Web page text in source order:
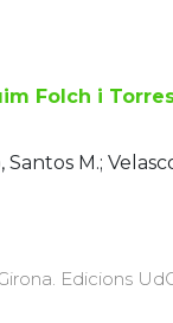
Folch i
Santos M.;
Edicions